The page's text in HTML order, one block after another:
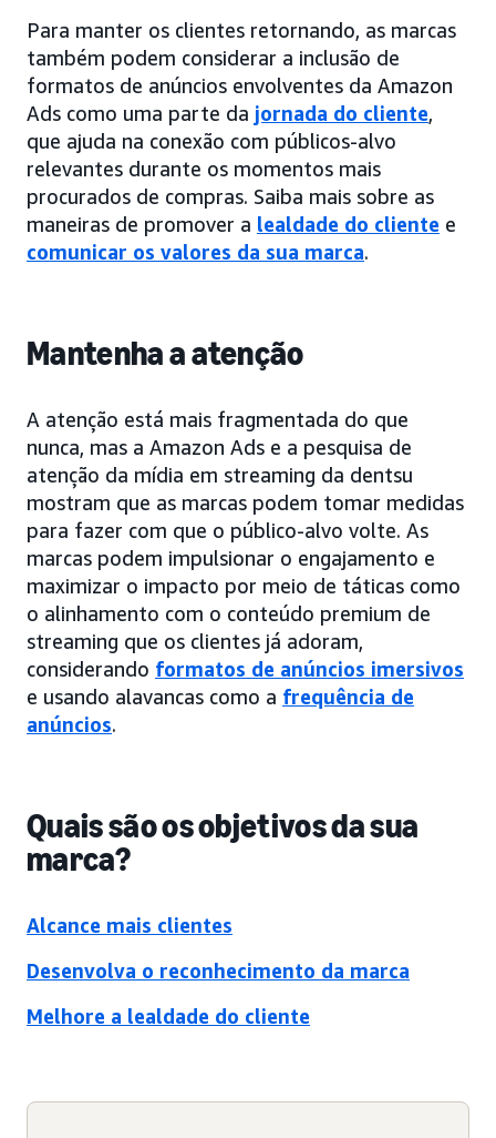
Para manter os clientes retornando, as marcas
também podem considerar a inclusão de
formatos de anúncios envolventes da Amazon
Ads como uma parte da jornada do cliente,
que ajuda na conexão com públicos-alvo
relevantes durante os momentos mais
procurados de compras. Saiba mais sobre as
maneiras de promover a lealdade do cliente e
comunicar os valores da sua marca.
Mantenha a atenção
A atenção está mais fragmentada do que
nunca, mas a Amazon Ads e a pesquisa de
atenção da mídia em streaming da dentsu
mostram que as marcas podem tomar medidas
para fazer com que o público-alvo volte. As
marcas podem impulsionar o engajamento e
maximizar o impacto por meio de táticas como
o alinhamento com o conteúdo premium de
streaming que os clientes já adoram,
considerando formatos de anúncios imersivos
e usando alavancas como a frequência de
anúncios.
Quais são os objetivos da sua
marca?
Alcance mais clientes
Desenvolva o reconhecimento da marca
Melhore a lealdade do cliente